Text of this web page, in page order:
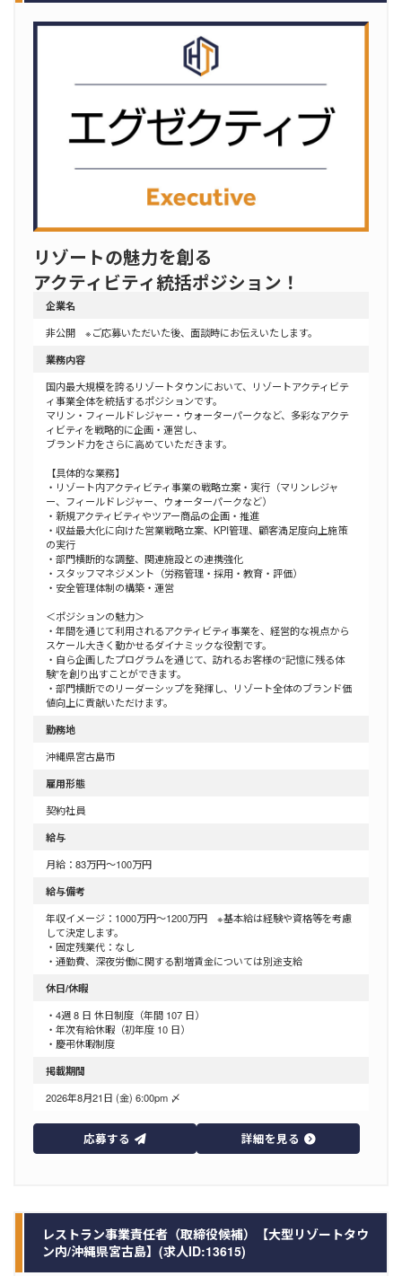
リゾートの魅力を創る
アクティビティ統括ポジション！
企業名
非公開 ※ご応募いただいた後、面談時にお伝えいたします。
業務内容
国内最大規模を誇るリゾートタウンにおいて、リゾートアクティビテ
ィ事業全体を統括するポジションです。
マリン・フィールドレジャー・ウォーターパークなど、多彩なアクテ
ィビティを戦略的に企画・運営し、
ブランド力をさらに高めていただきます。
【具体的な業務】
・リゾート内アクティビティ事業の戦略立案・実行（マリンレジャ
ー、フィールドレジャー、ウォーターパークなど）
・新規アクティビティやツアー商品の企画・推進
・収益最大化に向けた営業戦略立案、KPI管理、顧客満足度向上施策
の実行
・部門横断的な調整、関連施設との連携強化
・スタッフマネジメント（労務管理・採用・教育・評価）
・安全管理体制の構築・運営
＜ポジションの魅力＞
・年間を通じて利用されるアクティビティ事業を、経営的な視点から
スケール大きく動かせるダイナミックな役割です。
・自ら企画したプログラムを通じて、訪れるお客様の“記憶に残る体
験”を創り出すことができます。
・部門横断でのリーダーシップを発揮し、リゾート全体のブランド価
値向上に貢献いただけます。
勤務地
沖縄県宮古島市
雇用形態
契約社員
給与
月給：83万円～100万円
給与備考
年収イメージ：1000万円～1200万円 ※基本給は経験や資格等を考慮
して決定します。
・固定残業代：なし
・通勤費、深夜労働に関する割増賃金については別途支給
休日/休暇
・4週 8 日 休日制度（年間 107 日）
・年次有給休暇（初年度 10 日）
・慶弔休暇制度
掲載期間
2026年8月21日 (金) 6:00pm 〆
応募する 詳細を見る
レストラン事業責任者（取締役候補）【大型リゾートタウ
ン内/沖縄県宮古島】(求人ID:13615)